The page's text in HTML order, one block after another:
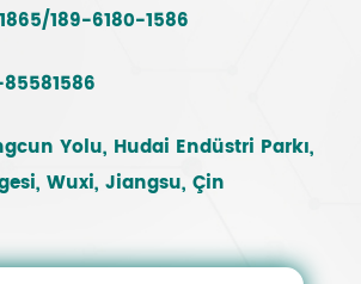
189-6180-1586
Yolu, Hudai Endüstri Parkı,
Wuxi, Jiangsu, Çin